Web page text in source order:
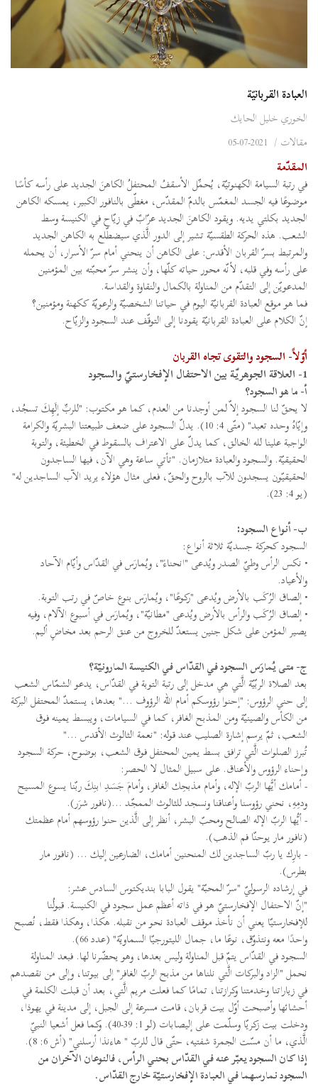
العبادة القربانيّة
الخوري خليل الحايك
مقالات /
المقدّمة
في رتبة السيامة الكهنوتيّة، يُحمِّل الأسقفُ المحتفلُ الكاهنَ الجديد على رأسه كأسًا
موضوعًا فيه الجسد المغمّس بالدمّ المقدّس، مغطّى بالنافور الكبير، يمسكه الكاهن
الجديد بكلتي يديه. ويقود الكاهنَ الجديد عرّابٌ في زيّاح في الكنيسة وسط
الشعب. هذه الحركة الطقسيّة تشير إلى الدور الَّذي سيضطّلع به الكاهن الجديد
والمرتبط بسرّ القربان الأقدس: على الكاهن أن ينحني أمام سرّ الأسرار، أن يحمله
على رأسه وفي قلبه، لأنّه محور حياته كلّها، وأن ينشر سرّ محبّته بين المؤمنين
المدعويّن إلى التقدّم من المناولة بالكمال والنقاوة والقداسة.
فما هو موقع العبادة القربانيّة اليوم في حياتنا الشخصيّة والرعويّة ككهنة ومؤمنين؟
إنّ الكلام على العبادة القربانيّة يقودنا إلى التوقّف عند السجود والزيّاح.
أوّلاً- السجود والتقوى تجاه القربان
1- العلاقة الجوهريّة بين الاحتفال الإفخارستيّ والسجود
أ- ما هو السجود؟
لا يحقّ لنا السجود إلاّ لمن أوجدنا من العدم، كما هو مكتوب: "للربِّ إلَهِكَ تسجُد،
وإيّاهُ وحده تعبد" (متّى 4: 10). يدلّ السجود على ضعف طبيعتنا البشريّة والكرامة
الواجبة علينا لله الخالق، كما يدلّ على الاعتراف بالسقوط في الخطيئة، والتوبة
الحقيقيّة. والسجود والعبادة متلازمان. "تأتي ساعة وهي الآن، فيها الساجدون
الحقيقيّون يسجدون للآب بالروح والحقّ، فعلى مثال هؤلاء يريد الآب الساجدين له"
(يو 4: 23).
ب- أنواع السجود:
السجود كحركة جسديّة ثلاثة أنواع:
• نكس الرأس وطيّ الصدر ويُدعى "انحناءً"، ويُمارَس في القدّاس وأيّام الآحاد
والأعياد.
• إلصاق الرُكَب بالأرض ويُدعى "ركوعًا"، ويُمارَس بنوع خاصّ في رتب التوبة.
• إلصاق الرُكَب والرأس بالأرض ويُدعى "مطانيّة"، ويُمارَس في أسبوع الآلام، وفيه
يصير المؤمن على شكل جنين يستعدّ للخروج من عنق الرحم بعد مخاضٍ أليم.
ج- متى يُمارَس السجود في القدّاس في الكنيسة المارونيّة؟
بعد الصلاة الربّيّة الَّتي هي مدخل إلى رتبة التوبة في القدّاس، يدعو الشمّاس الشعب
إلى حني الرؤوس: "إحنوا رؤوسكم أمام الله الرؤوف ..." بعدها، يستمدّ المحتفل البركة
من الكأس والصينيّة ومن المذبح الغافر، كما في السيامات، ويبسط يمينه فوق
الشعب، ثمّ يرسم إشارة الصليب عند قوله: "نعمة الثالوث الأقدس ..."
تُبرز الصلوات الَّتي ترافق بسط يمين المحتفل فوق الشعب، بوضوح، حركة السجود
وإحناء الرؤوس والأعناق. على سبيل المثال لا الحصر:
- أمامك أيًّها الربّ الإله، وأمام مذبحِك الغافر، وأمامَ جَسَدِ ابنِكَ ربّنا يسوع المسيح
ودمِهِ، نحني رؤوسنا وأعناقنا ونسجد للثالوث الممجّد ...(نافور شرَر).
- أيُّها الربّ الإله الصالح ومحبّ البشر، أنظر إلى الَّذين حنوا رؤوسهم أمام عظمتك
(نافور مار يوحنّا فم الذهب).
- بارِك يا ربّ الساجدين لك المنحنين أمامك، الضارعين إليك ... (نافور مار
بطرس).
في إرشاده الرسوليّ "سرّ المحبّة" يقول البابا بنديكتوس السادس عشر:
"إنّ الاحتفال الإفخارستيّ هو في ذاته أعظم عمل سجود في الكنيسة. قبولُنا
للإفخارستيّا يعني أن نأخذ موقف العبادة نحو من نقبله. هكذا، وهكذا فقط، نُصبح
واحدًا معه ونتذوّق، نوعًا ما، جمال الليتورجيّا السماويّة" (عدد 66).
السجود في القدّاس يتمّ قبل المناولة وليس بعدها، وهو يحضّرنا لها. فبعد المناولة
نحمل "الزاد والبركات الَّتي نلناها من مذبح الربّ الغافر" إلى بيوتنا، وإلى من نقصدهم
في زياراتنا وخدمتنا وكرازتنا، تمامًا كما فعلت مريم الَّتي، بعد أن قبلت الكلمة في
أحشائها وأصبحت أوّل بيت قربان، قامت مسرعة إلى الجبل، إلى مدينة في يهوذا،
ودخلت بيت زكريّا وسلّمت على إليصابات (لو 1: 39-40). وكما فعل أشعيا النبيّ
الَّذي، ما أن مسّت الجمرة شفتيه، حتّى قال للربّ " هاءنذا أرسلني" (أش 6: 8).
إذا كان السجود يعبّر عنه في القدّاس بحني الرأس، فالنوعان الآخران من
السجود نمارسهما في العبادة الإفخارستيّة خارج القدّاس.